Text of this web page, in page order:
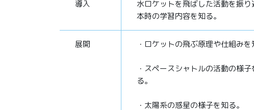
導入
水ロケットを飛ばした活動を振り
本時の学習内容を知る。
展開 ・ロケットの飛ぶ原理や仕組みを
・スペースシャトルの活動の様子
る。
・太陽系の惑星の様子を知る。